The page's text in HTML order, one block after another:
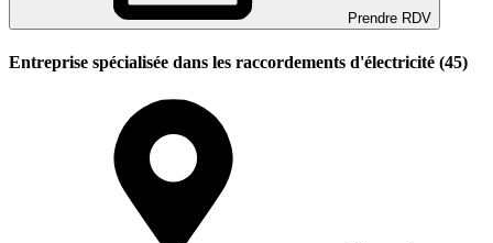
Prendre RDV
Entreprise spécialisée dans les raccordements d'électricité (45)